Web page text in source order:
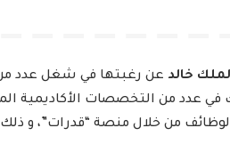
خالد عن رغبتها في شغل عدد
في عدد من التخصصات الأكاديمية
من خلال منصة “قدرات”، و